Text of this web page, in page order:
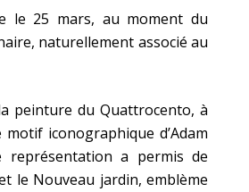
le 25 mars, au moment du
naturellement associé au
peinture du Quattrocento, à
iconographique d’Adam
représentation a permis de
le Nouveau jardin, emblème